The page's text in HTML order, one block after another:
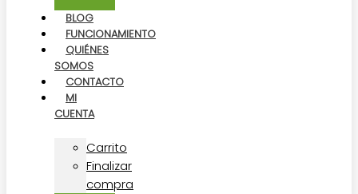
BLOG
FUNCIONAMIENTO
QUIÉNES
SOMOS
CONTACTO
MI
CUENTA
Carrito
Finalizar
compra